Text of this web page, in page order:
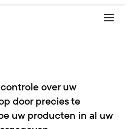
over uw
door precies te
uw producten in al uw